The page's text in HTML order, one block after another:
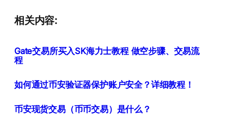
相关内容:
Gate交易所买入SK海力士教程 做空步骤、交易流
程
如何通过币安验证器保护账户安全？详细教程！
币安现货交易（币币交易）是什么？